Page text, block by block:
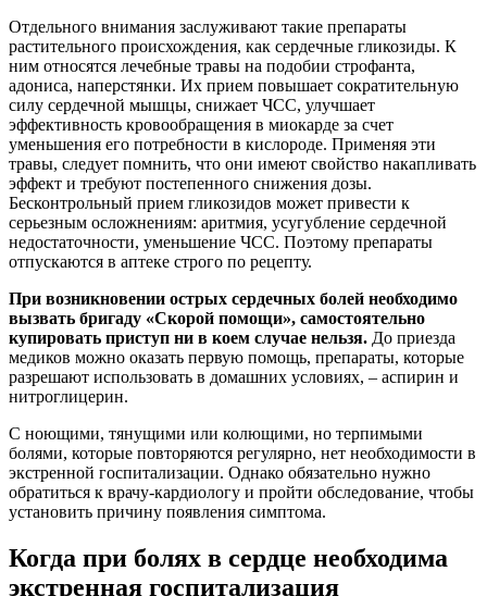
Отдельного внимания заслуживают такие препараты
растительного происхождения, как сердечные гликозиды. К
ним относятся лечебные травы на подобии строфанта,
адониса, наперстянки. Их прием повышает сократительную
силу сердечной мышцы, снижает ЧСС, улучшает
эффективность кровообращения в миокарде за счет
уменьшения его потребности в кислороде. Применяя эти
травы, следует помнить, что они имеют свойство накапливать
эффект и требуют постепенного снижения дозы.
Бесконтрольный прием гликозидов может привести к
серьезным осложнениям: аритмия, усугубление сердечной
недостаточности, уменьшение ЧСС. Поэтому препараты
отпускаются в аптеке строго по рецепту.
При возникновении острых сердечных болей необходимо
вызвать бригаду «Скорой помощи», самостоятельно
купировать приступ ни в коем случае нельзя. До приезда
медиков можно оказать первую помощь, препараты, которые
разрешают использовать в домашних условиях, – аспирин и
нитроглицерин.
С ноющими, тянущими или колющими, но терпимыми
болями, которые повторяются регулярно, нет необходимости в
экстренной госпитализации. Однако обязательно нужно
обратиться к врачу-кардиологу и пройти обследование, чтобы
установить причину появления симптома.
Когда при болях в сердце необходима
экстренная госпитализация